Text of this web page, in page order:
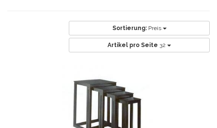
Sortierung: Preis
Artikel pro Seite 32